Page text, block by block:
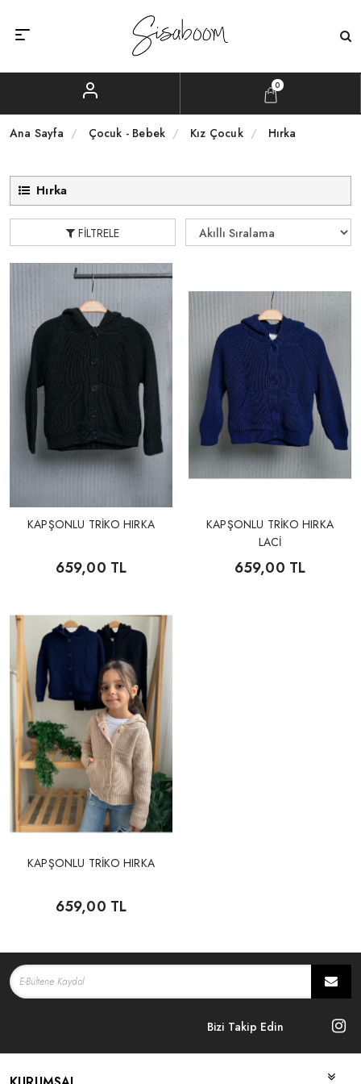
0
Ana Sayfa Çocuk - Bebek Kız Çocuk Hırka
Hırka
FILTRELE
KAPŞONLU TRİKO HIRKA
659,00 TL
KAPŞONLU TRİKO HIRKA
LACİ
659,00 TL
KAPŞONLU TRİKO HIRKA
659,00 TL
Bizi Takip Edin